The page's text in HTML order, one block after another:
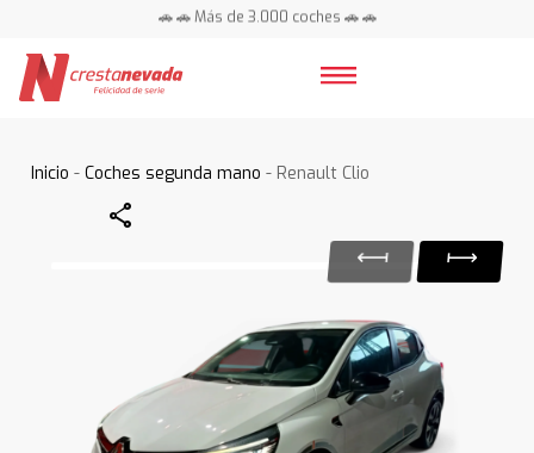
🚗 🚗 Más de 3.000 coches 🚗 🚗
Inicio -Coches segunda mano - Renault Clio
Share